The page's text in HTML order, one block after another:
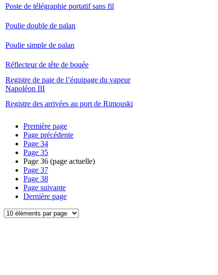
Poste de télégraphie portatif sans fil
Poulie double de palan
Poulie simple de palan
Réflecteur de tête de bouée
Registre de paie de l’équipage du vapeur
Napoléon III
Registre des arrivées au port de Rimouski
Première page
Page précédente
Page 34
Page 35
Page 36 (page actuelle)
Page 37
Page 38
Page suivante
Dernière page